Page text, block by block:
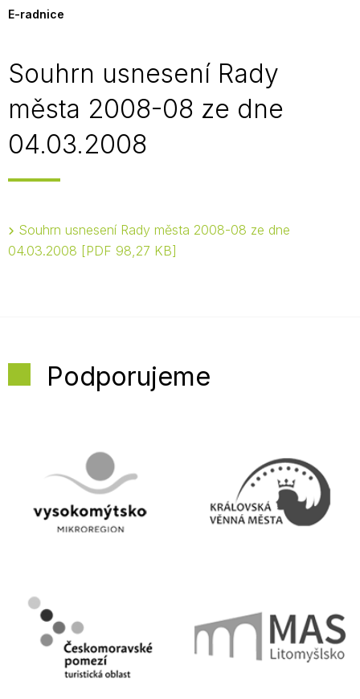
E-radnice
Souhrn usnesení Rady
města 2008-08 ze dne
04.03.2008
Souhrn usnesení Rady města 2008-08 ze dne
04.03.2008
PDF 98,27 KB
Podporujeme